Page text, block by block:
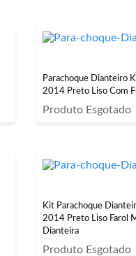
Parachoque Dianteiro
2014 Preto Liso Com
Produto Esgotado
Kit Parachoque
2014 Preto Liso Farol
Dianteira
Produto Esgotado